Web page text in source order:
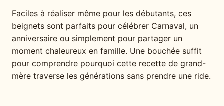
Faciles à réaliser même pour les débutants, ces
beignets sont parfaits pour célébrer Carnaval, un
anniversaire ou simplement pour partager un
moment chaleureux en famille. Une bouchée suffit
pour comprendre pourquoi cette recette de grand-
mère traverse les générations sans prendre une ride.